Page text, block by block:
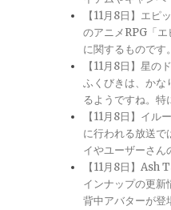
【11月8日】エピ
のアニメRPG「エ
に関するものです
【11月8日】星の
ふくびきは、かな
るようですね。特
【11月8日】イル
に行われる放送で
イやユーザーさん
【11月8日】Ash
インナップの更新
背中アバターが登